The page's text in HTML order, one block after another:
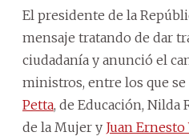
El presidente de la
mensaje tratando de dar
ciudadanía y anunció el
ministros, entre los que
Petta, de Educación,
de la Mujer y Juan